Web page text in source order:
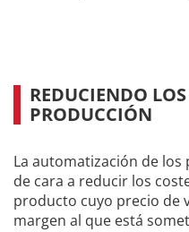
REDUCIENDO LOS
PRODUCCIÓN
La automatización de los
de cara a reducir los
producto cuyo precio de
margen al que está